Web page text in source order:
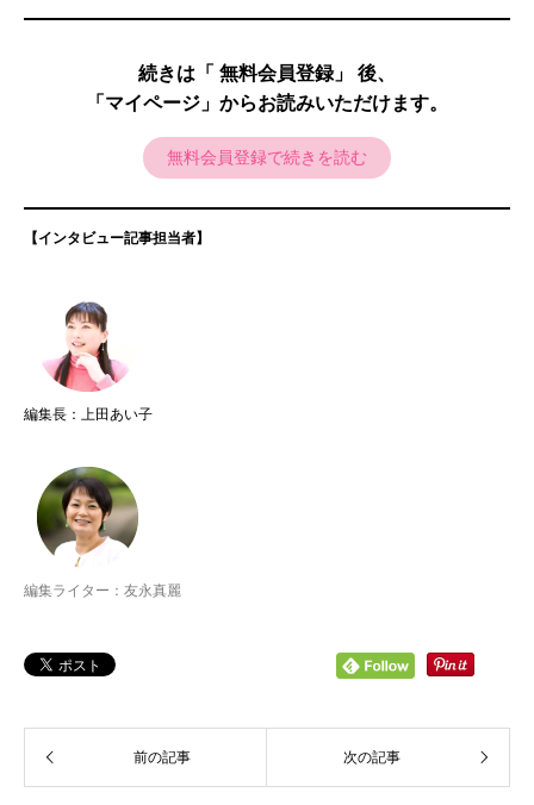
続きは「 無料会員登録」 後、
「マイページ」からお読みいただけます。
無料会員登録で続きを読む
【インタビュー記事担当者】
編集長：上田あい子
編集ライター：友永真麗
前の記事 次の記事